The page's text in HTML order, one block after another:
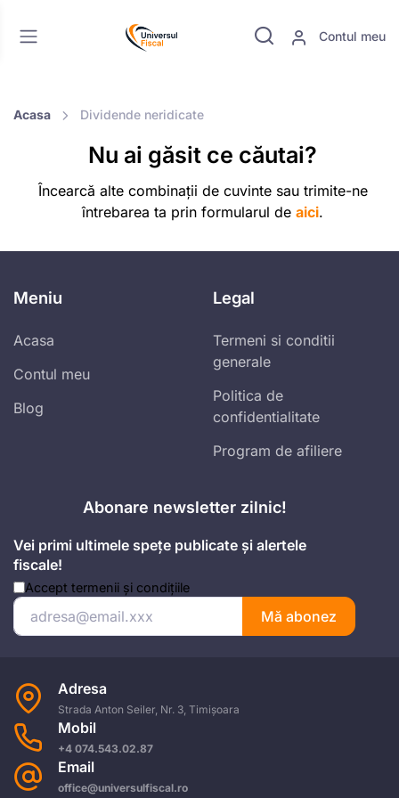
Contul meu
Acasa Dividende neridicate
Nu ai găsit ce căutai?
Încearcă alte combinații de cuvinte sau trimite-ne
întrebarea ta prin formularul de aici.
Meniu
Acasa
Contul meu
Blog
Legal
Termeni si conditii
generale
Politica de
confidentialitate
Program de afiliere
Abonare newsletter zilnic!
Vei primi ultimele spețe publicate și alertele
fiscale!
Accept termenii și condițiile
Mă abonez
Adresa
Strada Anton Seiler, Nr. 3, Timișoara
Mobil
+4 074.543.02.87
Email
office@universulfiscal.ro